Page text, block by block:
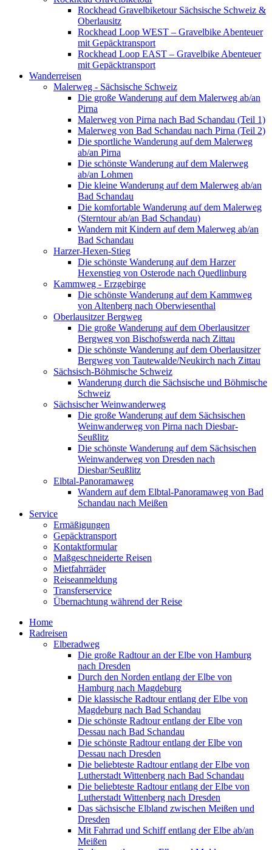
Rockhead Gravelbiketour Sächsische Schweiz &
Oberlausitz
Rockhead Loop WEST – Gravelbike Abenteuer
mit Gepäcktransport
Rockhead Loop EAST – Gravelbike Abenteuer
mit Gepäcktransport
Wanderreisen
Malerweg - Sächsische Schweiz
Die große Wanderung auf dem Malerweg ab/an
Pirna
Malerweg von Pirna nach Bad Schandau (Teil 1)
Malerweg von Bad Schandau nach Pirna (Teil 2)
Die sportliche Wanderung auf dem Malerweg
ab/an Pirna
Die schönste Wanderung auf dem Malerweg
ab/an Lohmen
Die kleine Wanderung auf dem Malerweg ab/an
Bad Schandau
Die komfortable Wanderung auf dem Malerweg
(Sterntour ab/an Bad Schandau)
Wandern mit Kindern auf dem Malerweg ab/an
Bad Schandau
Harzer-Hexen-Stieg
Die schönste Wanderung auf dem Harzer
Hexenstieg von Osterode nach Quedlinburg
Kammweg - Erzgebirge
Die schönste Wanderung auf dem Kammweg
von Altenberg nach Oberwiesenthal
Oberlausitzer Bergweg
Die große Wanderung auf dem Oberlausitzer
Bergweg von Bischofswerda nach Zittau
Die schönste Wanderung auf dem Oberlausitzer
Bergweg von Tautewalde/Neukirch nach Zittau
Sächsisch-Böhmische Schweiz
Wanderung durch die Sächsische und Böhmische
Schweiz
Sächsischer Weinwanderweg
Die große Wanderung auf dem Sächsischen
Weinwanderweg von Pirna nach Diesbar-
Seußlitz
Die schönste Wanderung auf dem Sächsischen
Weinwanderweg von Dresden nach
Diesbar/Seußlitz
Elbtal-Panoramaweg
Wandern auf dem Elbtal-Panoramaweg von Bad
Schandau nach Meißen
Service
Ermäßigungen
Gepäcktransport
Kontaktformular
Maßgeschneiderte Reisen
Mietfahrräder
Reiseanmeldung
Transferservice
Übernachtung während der Reise
Home
Radreisen
Elberadweg
Die große Radtour an der Elbe von Hamburg
nach Dresden
Durch den Norden entlang der Elbe von
Hamburg nach Magdeburg
Die klassische Radtour entlang der Elbe von
Magdeburg nach Bad Schandau
Die schönste Radtour entlang der Elbe von
Dessau nach Bad Schandau
Die schönste Radtour entlang der Elbe von
Dessau nach Dresden
Die beliebteste Radtour entlang der Elbe von
Lutherstadt Wittenberg nach Bad Schandau
Die beliebteste Radtour entlang der Elbe von
Lutherstadt Wittenberg nach Dresden
Das sächsische Elbland zwischen Meißen und
Dresden
Mit Fahrrad und Schiff entlang der Elbe ab/an
Meißen